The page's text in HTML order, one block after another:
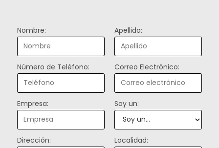
Nombre: Apellido:
Número de Teléfono: Correo Electrónico:
Empresa: Soy un:
Dirección: Localidad: